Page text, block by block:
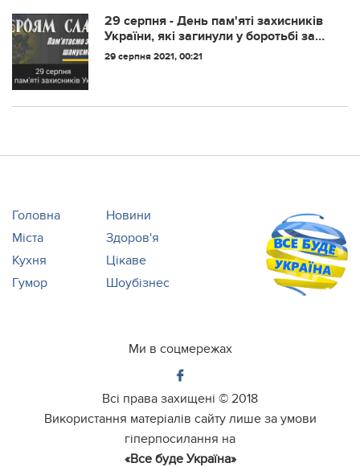
29 серпня - День пам'яті захисників
України, які загинули у боротьбі за
незалежність, суверенітет і цілісність
29 серпня 2021, 00:21
Головна
Новини
Міста
Здоров'я
Кухня
Цікаве
Гумор
Шоубізнес
Ми в соцмережах
Всі права захищені © 2018
Використання матеріалів сайту лише за умови
гіперпосилання на
«Все буде Україна»